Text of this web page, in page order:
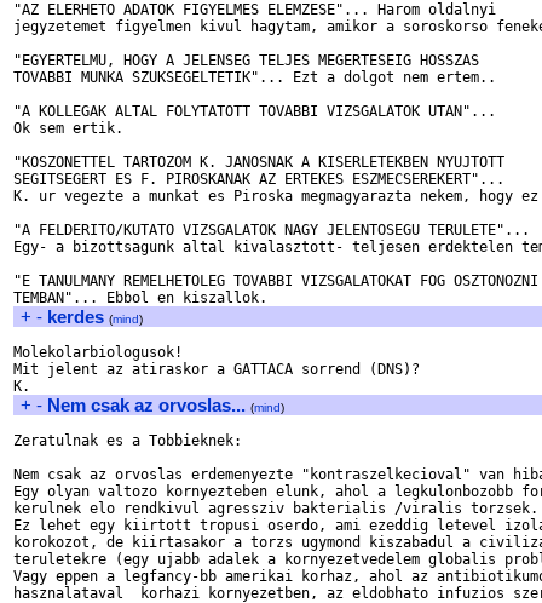
"AZ ELERHETO ADATOK FIGYELMES ELEMZESE"... Harom oldalnyi
jegyzetemet figyelmen kivul hagytam, amikor a soroskorso
"EGYERTELMU, HOGY A JELENSEG TELJES MEGERTESEIG HOSSZAS
TOVABBI MUNKA SZUKSEGELTETIK"... Ezt a dolgot nem ertem..
"A KOLLEGAK ALTAL FOLYTATOTT TOVABBI VIZSGALATOK UTAN"...
Ok sem ertik.
"KOSZONETTEL TARTOZOM K. JANOSNAK A KISERLETEKBEN NYUJTOTT
SEGITSEGERT ES F. PIROSKANAK AZ ERTEKES ESZMECSEREKERT"...
K. ur vegezte a munkat es Piroska megmagyarazta nekem, hogy
"A FELDERITO/KUTATO VIZSGALATOK NAGY JELENTOSEGU TERULETE"...
Egy- a bizottsagunk altal kivalasztott- teljesen erdektelen
"E TANULMANY REMELHETOLEG TOVABBI VIZSGALATOKAT FOG
+ - kerdes (mind)
Molekolarbiologusok!
Mit jelent az atiraskor a GATTACA sorrend (DNS)?
+ - Nem csak az orvoslas... (mind)
Zeratulnak es a Tobbieknek:
Nem csak az orvoslas erdemenyezte "kontraszelkecioval" van
Egy olyan valtozo kornyezteben elunk, ahol a legkulonbozobb
kerulnek elo rendkivul agressziv bakterialis /viralis torzsek.
Ez lehet egy kiirtott tropusi oserdo, ami ezeddig letevel
korokozot, de kiirtasakor a torzs ugymond kiszabadul a
teruletekre (egy ujabb adalek a kornyezetvedelem globalis
Vagy eppen a legfancy-bb amerikai korhaz, ahol az
hasznalataval  korhazi kornyezetben, az eldobhato infuzios